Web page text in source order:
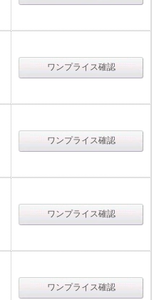
ワンプライス確認
ワンプライス確認
ワンプライス確認
ワンプライス確認